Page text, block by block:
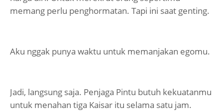
memang perlu penghormatan. Tapi ini saat genting.
Aku nggak punya waktu untuk memanjakan egomu.
Jadi, langsung saja. Penjaga Pintu butuh kekuatanmu
untuk menahan tiga Kaisar itu selama satu jam.